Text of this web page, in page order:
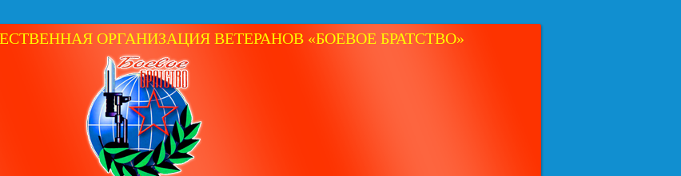
ОРГАНИЗАЦИЯ ВЕТЕРАНОВ «БОЕВОЕ БРАТСТВО»